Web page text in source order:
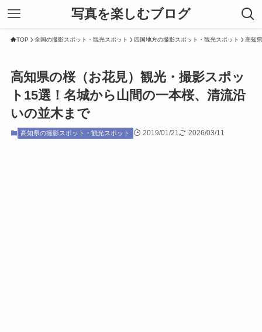
写真を楽しむブログ
TOP 全国の撮影スポット・観光スポット 四国地方の撮影スポット・観光スポット 高知
高知県の桜（お花見）観光・撮影スポッ
ト15選！名城から山間の一本桜、清流沿
いの並木まで
高知県の撮影スポット・観光スポット 2019/01/21 2026/03/11